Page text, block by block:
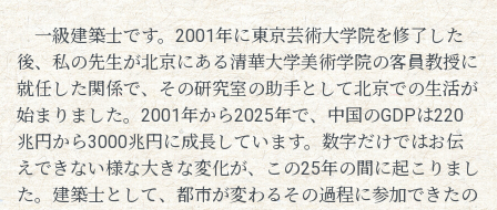
一級建築士です。2001年に東京芸術大学院を修了した
後、私の先生が北京にある清華大学美術学院の客員教授に
就任した関係で、その研究室の助手として北京での生活が
始まりました。2001年から2025年で、中国のGDPは220
兆円から3000兆円に成長しています。数字だけではお伝
えできない様な大きな変化が、この25年の間に起こりまし
た。建築士として、都市が変わるその過程に参加できたの